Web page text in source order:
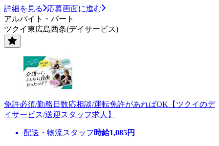
詳細を見る
応募画面に進む
アルバイト・パート
ツクイ東広島西条(デイサービス)
免許必須/勤務日数応相談/運転免許があればOK【ツクイのデ
イサービス/送迎スタッフ求人】
配送・物流スタッフ 時給1,085円